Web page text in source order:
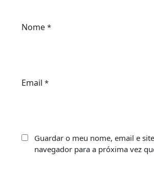
Nome *
Email *
Guardar o meu nome, email e
navegador para a próxima vez